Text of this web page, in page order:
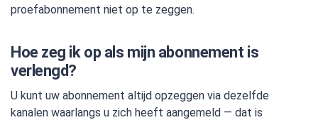
proefabonnement niet op te zeggen.
Hoe zeg ik op als mijn abonnement is
verlengd?
U kunt uw abonnement altijd opzeggen via dezelfde
kanalen waarlangs u zich heeft aangemeld — dat is